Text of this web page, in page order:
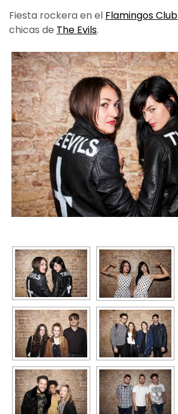
Fiesta rockera en el Flamingos Club
chicas de The Evils.